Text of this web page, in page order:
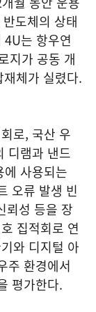
도체의 상태
는 항우연
지가 공동 개
체가 실렸다.
로, 국산 우
디램과 낸드
사용되는
오류 발생 빈
뢰성 등을 장
집적회로 연
와 디지털 아
주 환경에서
평가한다.